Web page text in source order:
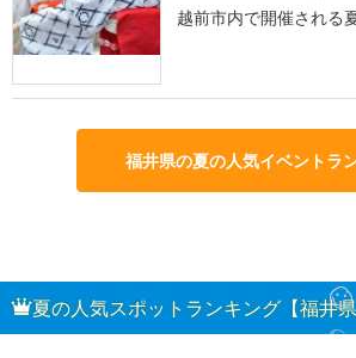
越前市内で開催される
福井県の夏の人気イベントラ
夏の人気スポットランキング【福井県